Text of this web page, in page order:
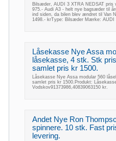
Bilsæder, AUDI 3 XTRA NEDSAT pris
975.- Audi A3 - helt nye bagsæder til
ind siden, da bilen blev ændret til Van
1498.- krType: Bilsæder Mærke: AUDI
Låsekasse Nye Assa
låsekasse, 4 stk. Stk
samlet pris kr 1500.
Låsekasse Nye Assa modular 560
samlet pris kr 1500.Produkt:
Vodskov91373986,40839063150 kr.
Andet Nye Ron
spinnere. 10 stk. Fast
levering.